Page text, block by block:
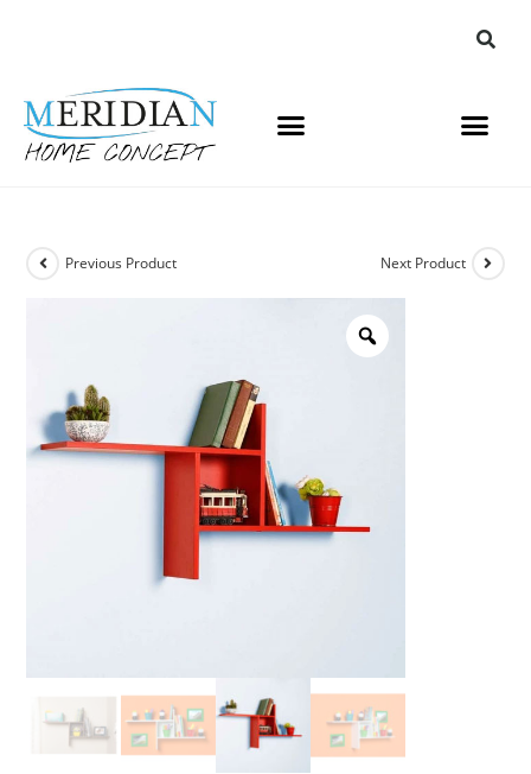
Previous Product Next Product